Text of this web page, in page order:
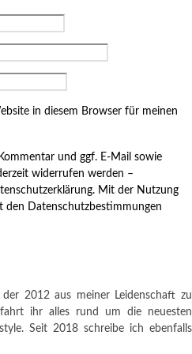
in diesem Browser für meinen
und ggf. E-Mail sowie
widerrufen werden –
Mit der Nutzung
den Datenschutzbestimmungen
2012 aus meiner Leidenschaft zu
ihr alles rund um die neuesten
Seit 2018 schreibe ich ebenfalls